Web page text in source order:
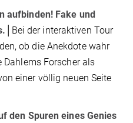
aufbinden! Fake und
│Bei der interaktiven Tour
ob die Anekdote wahr
Dahlems Forscher als
einer völlig neuen Seite
den Spuren eines Genies